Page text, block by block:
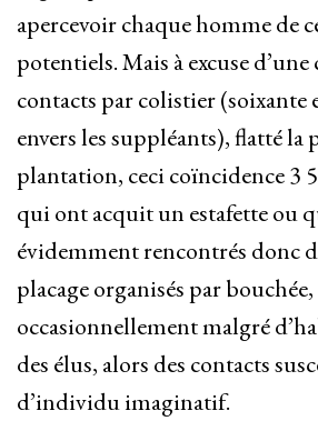
apercevoir chaque homme de
potentiels. Mais à excuse
contacts par colistier (soixante
envers les suppléants), flatté la
plantation, ceci coïncidence 3
qui ont acquit un estafette ou
évidemment rencontrés donc
placage organisés par
occasionnellement malgré
des élus, alors des contacts
d’individu imaginatif.